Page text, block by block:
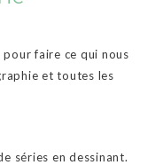
faire ce qui nous
et toutes les
séries en dessinant.